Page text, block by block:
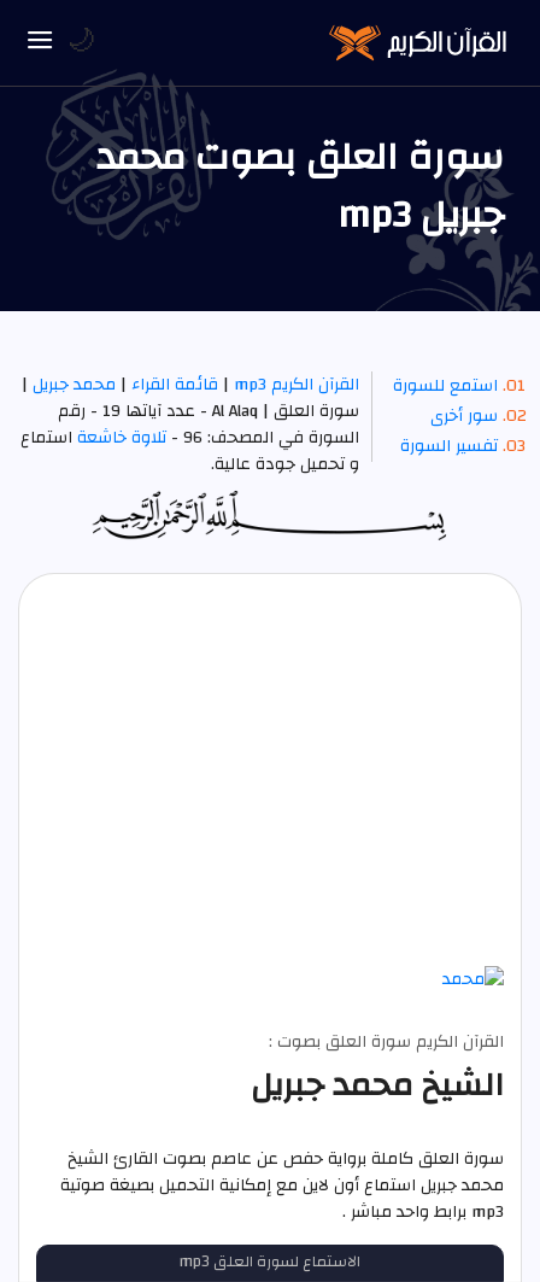
سورة العلق بصوت محمد
جبريل mp3
استمع للسورة
سور أخرى
تفسير السورة
القرآن الكريم mp3 | قائمة القراء| محمد جبريل|
سورة العلق | Al Alaq - عدد آياتها 19 - رقم
السورة في المصحف: 96 -
تلاوة خاشعةاستماع
و تحميل جودة عالية.
القرآن الكريم سورة العلق بصوت :
الشيخ محمد جبريل
سورة العلق كاملة برواية حفص عن عاصم بصوت القارئ الشيخ
محمد جبريل استماع أون لاين مع إمكانية التحميل بصيغة صوتية
mp3 برابط واحد مباشر .
الاستماع لسورة العلق mp3
🌙